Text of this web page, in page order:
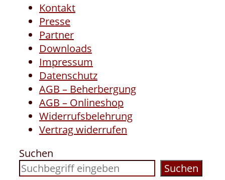
Kontakt
Presse
Partner
Downloads
Impressum
Datenschutz
AGB – Beherbergung
AGB – Onlineshop
Widerrufsbelehrung
Vertrag widerrufen
Suchen
Suchen